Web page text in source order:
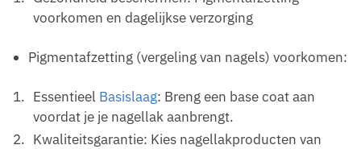
voorkomen en dagelijkse verzorging
Pigmentafzetting (vergeling van nagels) voorkomen:
Essentieel Basislaag: Breng een base coat aan
voordat je je nagellak aanbrengt.
Kwaliteitsgarantie: Kies nagellakproducten van